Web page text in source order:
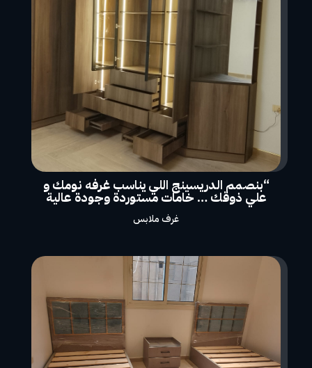
“بنصمم الدريسينج اللي يناسب غرفه نومك و
علي ذوقك … خامات مستوردة وجودة عالية
غرف ملابس